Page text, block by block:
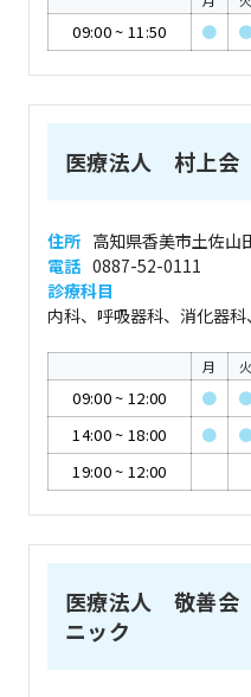
09:00~ 11:50 ●
医療法人 村上会
住所 高知県香美市土佐山
電話 0887-52-0111
診療科目
内科、呼吸器科、消化器
月 火
09:00~ 12:00 ●
14:00~ 18:00 ●
19:00~ 12:00
医療法人 敬善会
ニック